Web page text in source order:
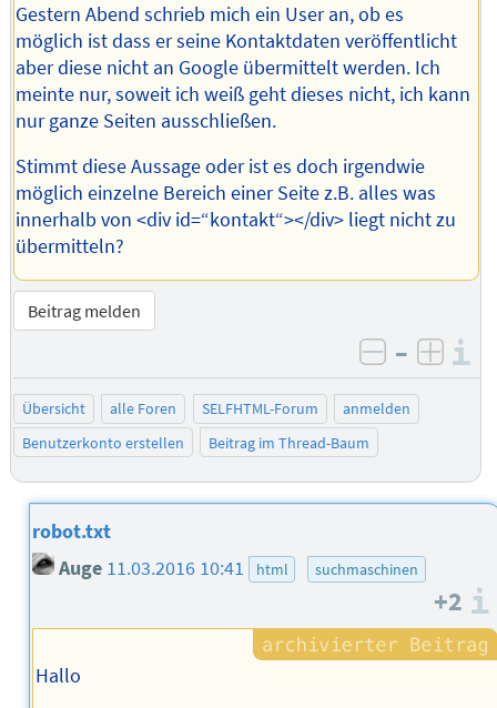
Gestern Abend schrieb mich ein User an, ob es
möglich ist dass er seine Kontaktdaten veröffentlicht
aber diese nicht an Google übermittelt werden. Ich
meinte nur, soweit ich weiß geht dieses nicht, ich kann
nur ganze Seiten ausschließen.
Stimmt diese Aussage oder ist es doch irgendwie
möglich einzelne Bereich einer Seite z.B. alles was
innerhalb von <div id=“kontakt“></div> liegt nicht zu
übermitteln?
Beitrag melden
negativ
–
Übersicht alle Foren SELFHTML-Forum
anmelden
Benutzerkonto erstellen
Beitrag im Thread-Baum
robot.txt
Auge 11.03.2016 10:41 html suchmaschinen
+2
Hallo